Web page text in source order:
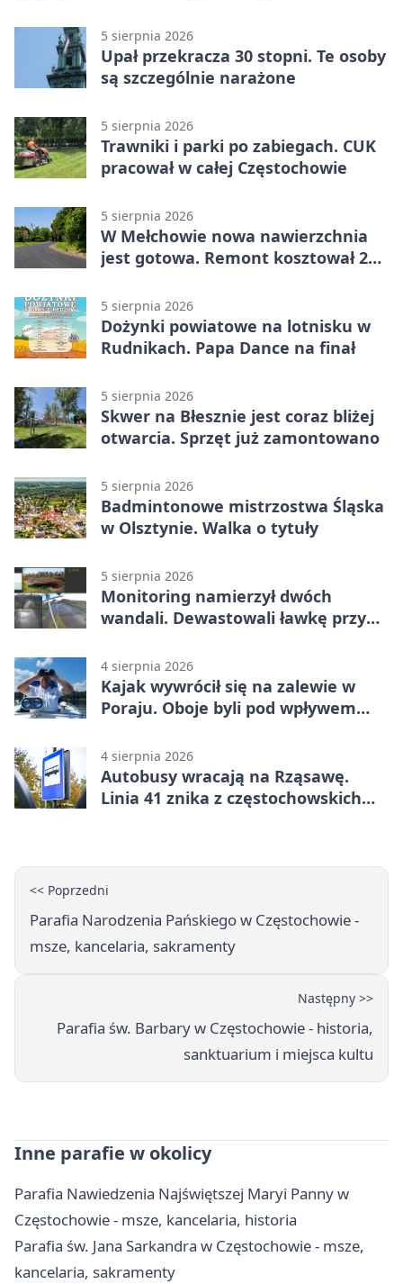
5 sierpnia 2026
Upał przekracza 30 stopni. Te osoby
są szczególnie narażone
5 sierpnia 2026
Trawniki i parki po zabiegach. CUK
pracował w całej Częstochowie
5 sierpnia 2026
W Mełchowie nowa nawierzchnia
jest gotowa. Remont kosztował 222
5 sierpnia 2026
Dożynki powiatowe na lotnisku w
Rudnikach. Papa Dance na finał
5 sierpnia 2026
Skwer na Błesznie jest coraz bliżej
otwarcia. Sprzęt już zamontowano
5 sierpnia 2026
Badmintonowe mistrzostwa Śląska
w Olsztynie. Walka o tytuły
5 sierpnia 2026
Monitoring namierzył dwóch
wandali. Dewastowali ławkę przy
4 sierpnia 2026
Kajak wywrócił się na zalewie w
Poraju. Oboje byli pod wpływem
4 sierpnia 2026
Autobusy wracają na Rząsawę.
Linia 41 znika z częstochowskich
<< Poprzedni
Parafia Narodzenia Pańskiego w Częstochowie -
msze, kancelaria, sakramenty
Następny >>
Parafia św. Barbary w Częstochowie - historia,
sanktuarium i miejsca kultu
Inne parafie w okolicy
Parafia Nawiedzenia Najświętszej Maryi Panny w
Częstochowie - msze, kancelaria, historia
Parafia św. Jana Sarkandra w Częstochowie - msze,
kancelaria, sakramenty